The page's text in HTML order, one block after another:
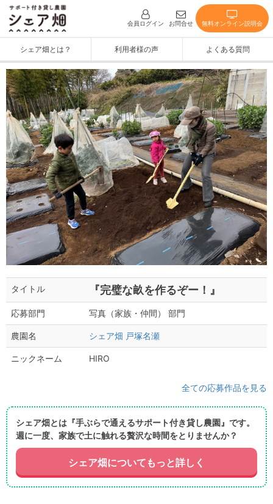
会員ログイン お問合せ 無料オンライン説明会
シェア畑とは？ 利用者様の声 よくある質問
タイトル 『完璧な畝を作るぞー！』
応募部門 写真（家族・仲間） 部門
農園名 シェア畑 戸塚名瀬
ニックネーム HIRO
全ての応募作品を見る
シェア畑とは『手ぶらで通えるサポート付き貸し農園』です。
週に一度、家族で土に触れる贅沢な時間をとりませんか？
シェア畑についてもっと詳しく